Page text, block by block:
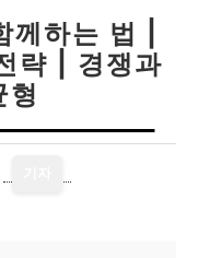
하는 법 |
략 | 경쟁과
형